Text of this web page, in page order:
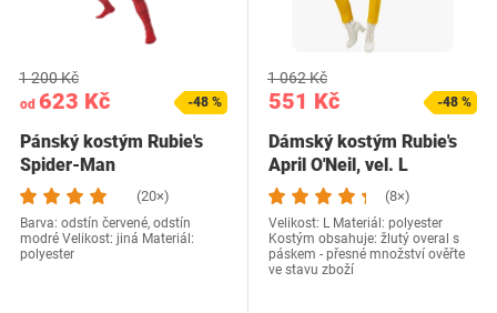
od 623 Kč
1 200 Kč
-48 %
Pánský kostým Rubie's
Spider-Man
(20×)
Barva: odstín červené, odstín
modré Velikost: jiná Materiál:
polyester
551 Kč
1 062 Kč
-48 %
Dámský kostým Rubie's
April O'Neil, vel. L
(8×)
Velikost: L Materiál: polyester
Kostým obsahuje: žlutý overal s
páskem - přesné množství ověřte
ve stavu zboží